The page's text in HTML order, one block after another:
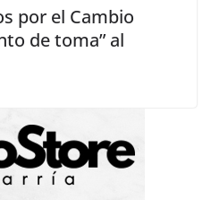
por el Cambio
de toma” al